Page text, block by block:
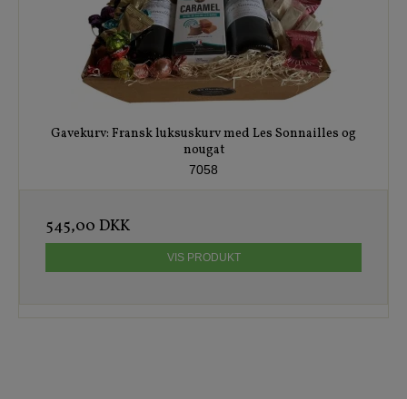
Gavekurv: Fransk luksuskurv med Les Sonnailles og
nougat
7058
545,00 DKK
VIS PRODUKT